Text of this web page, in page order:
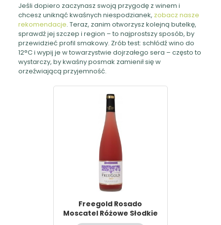
Jeśli dopiero zaczynasz swoją przygodę z winem i
chcesz uniknąć kwaśnych niespodzianek, zobacz nasze
rekomendacje. Teraz, zanim otworzysz kolejną butelkę,
sprawdź jej szczep i region – to najprostszy sposób, by
przewidzieć profil smakowy. Zrób test: schłódź wino do
12°C i wypij je w towarzystwie dojrzałego sera – często to
wystarczy, by kwaśny posmak zamienił się w
orzeźwiającą przyjemność.
Freegold Rosado
Moscatel Różowe Słodkie